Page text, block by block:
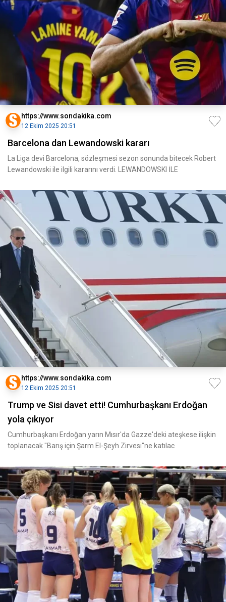
https://www.sondakika.com
12 Ekim 2025 20:51
Barcelona dan Lewandowski kararı
La Liga devi Barcelona, sözleşmesi sezon sonunda bitecek Robert
Lewandowski ile ilgili kararını verdi. LEWANDOWSKI İLE
https://www.sondakika.com
12 Ekim 2025 20:51
Trump ve Sisi davet etti! Cumhurbaşkanı Erdoğan
yola çıkıyor
Cumhurbaşkanı Erdoğan yarın Mısır'da Gazze'deki ateşkese ilişkin
toplanacak "Barış için Şarm El-Şeyh Zirvesi"ne katılac